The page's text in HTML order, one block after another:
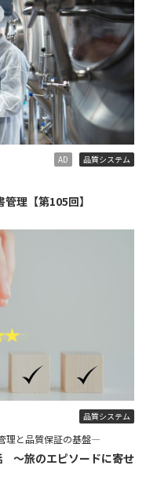
AD 品質システム
理【第105回】
品質システム
理と品質保証の基盤―
～旅のエピソードに寄せ